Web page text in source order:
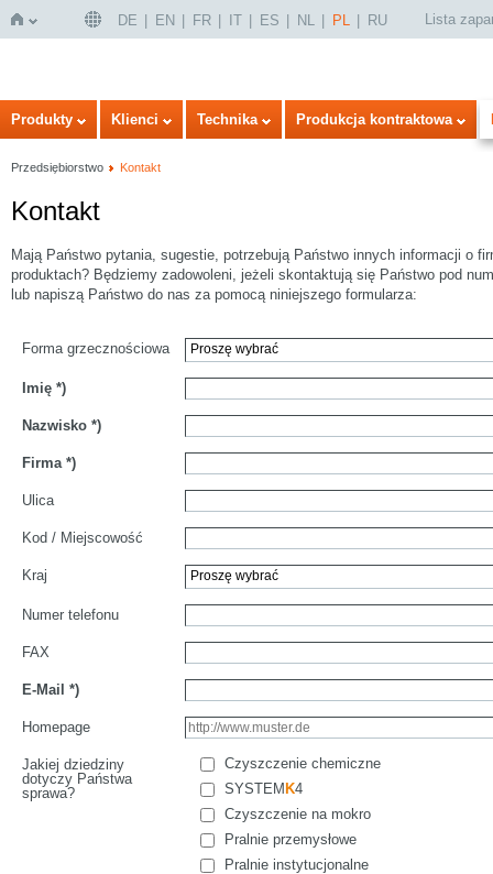
Strona
DE EN FR IT ES NL PL RU Lista
Produkty Klienci Technika Produkcja kontraktowa
Przedsiębiorstwo Kontakt
Kontakt
Mają Państwo pytania, sugestie, potrzebują Państwo innych informacji o
produktach? Będziemy zadowoleni, jeżeli skontaktują się Państwo pod
lub napiszą Państwo do nas za pomocą niniejszego formularza:
Forma grzecznościowa
Imię *)
Nazwisko *)
Firma*)
Ulica
Kod / Miejscowość
Kraj
Numer telefonu
FAX
E-Mail *)
Homepage
Jakiej dziedziny
dotyczy Państwa
sprawa?
Czyszczenie chemiczne
SYSTEM K4
Czyszczenie na mokro
Pralnie przemysłowe
Pralnie instytucjonalne